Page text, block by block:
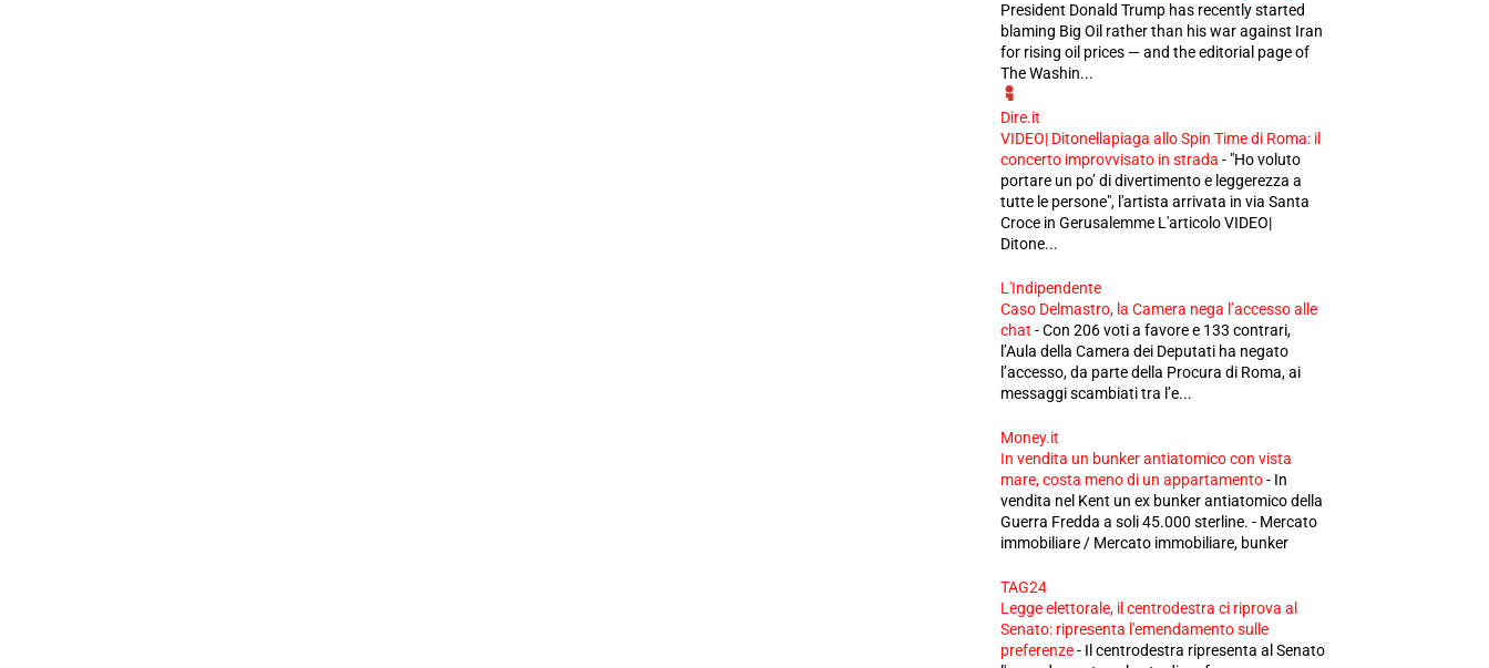
President Donald Trump has recently started
blaming Big Oil rather than his war against Iran
for rising oil prices — and the editorial page of
The Washin...
Dire.it
VIDEO| Ditonellapiaga allo Spin Time di Roma: il
concerto improvvisato in strada - "Ho voluto
portare un po’ di divertimento e leggerezza a
tutte le persone", l'artista arrivata in via Santa
Croce in Gerusalemme L'articolo VIDEO|
Ditone...
L'Indipendente
Caso Delmastro, la Camera nega l’accesso alle
chat -Con 206 voti a favore e 133 contrari,
l’Aula della Camera dei Deputati ha negato
l’accesso, da parte della Procura di Roma, ai
messaggi scambiati tra l’e...
Money.it
In vendita un bunker antiatomico con vista
mare, costa meno di un appartamento- In
vendita nel Kent un ex bunker antiatomico della
Guerra Fredda a soli 45.000 sterline. - Mercato
immobiliare / Mercato immobiliare, bunker
TAG24
Legge elettorale, il centrodestra ci riprova al
Senato: ripresenta l'emendamento sulle
preferenze- Il centrodestra ripresenta al Senato